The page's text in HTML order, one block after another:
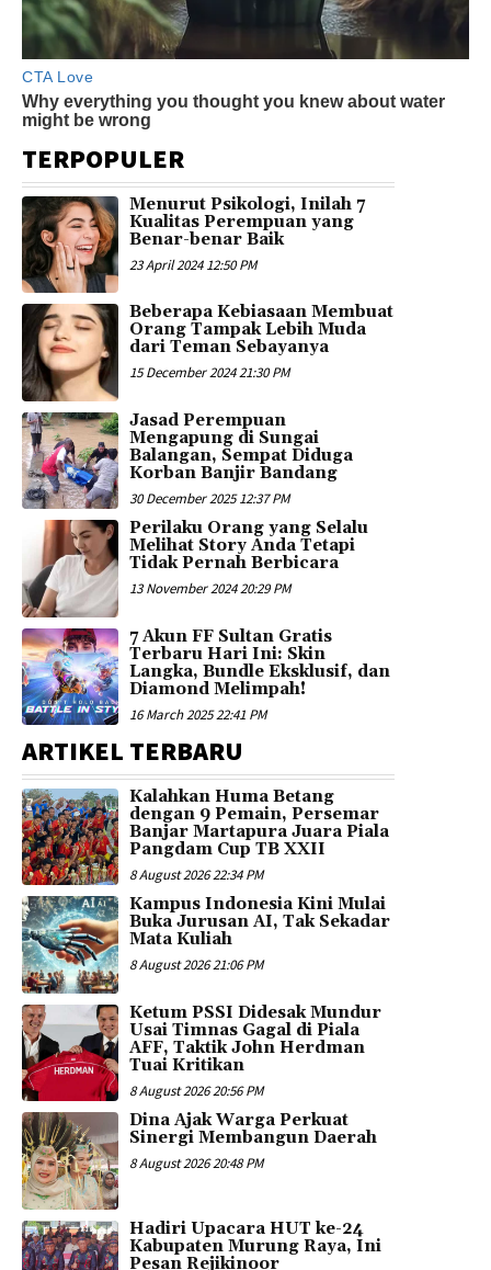
TERPOPULER
Menurut Psikologi, Inilah 7
Kualitas Perempuan yang
Benar-benar Baik
23 April 2024 12:50 PM
Beberapa Kebiasaan Membuat
Orang Tampak Lebih Muda
dari Teman Sebayanya
15 December 2024 21:30 PM
Jasad Perempuan
Mengapung di Sungai
Balangan, Sempat Diduga
Korban Banjir Bandang
30 December 2025 12:37 PM
Perilaku Orang yang Selalu
Melihat Story Anda Tetapi
Tidak Pernah Berbicara
13 November 2024 20:29 PM
7 Akun FF Sultan Gratis
Terbaru Hari Ini: Skin
Langka, Bundle Eksklusif, dan
Diamond Melimpah!
16 March 2025 22:41 PM
ARTIKEL TERBARU
Kalahkan Huma Betang
dengan 9 Pemain, Persemar
Banjar Martapura Juara Piala
Pangdam Cup TB XXII
8 August 2026 22:34 PM
Kampus Indonesia Kini Mulai
Buka Jurusan AI, Tak Sekadar
Mata Kuliah
8 August 2026 21:06 PM
Ketum PSSI Didesak Mundur
Usai Timnas Gagal di Piala
AFF, Taktik John Herdman
Tuai Kritikan
8 August 2026 20:56 PM
Dina Ajak Warga Perkuat
Sinergi Membangun Daerah
8 August 2026 20:48 PM
Hadiri Upacara HUT ke-24
Kabupaten Murung Raya, Ini
Pesan Rejikinoor